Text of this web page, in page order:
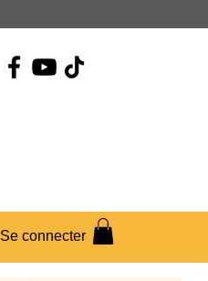
Se connecter